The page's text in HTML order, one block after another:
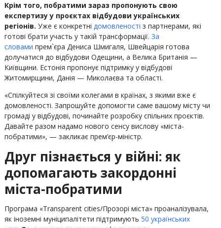
Крім того, побратими зараз пропонують свою
експертизу у проєктах відбудови українських
регіонів. Уже є конкретні домовленості з партнерами, які
готові брати участь у такій трансформації. За
словами прем`єра Дениса Шмигаля, Швейцарія готова
долучатися до відбудови Одещини, а Велика Британія —
Київщини. Естонія пропонує підтримку у відбудові
Житомирщини, Данія — Миколаєва та області.
«Спілкуйтеся зі своїми колегами в країнах, з якими вже є
домовленості. Запрошуйте допомогти саме вашому місту чи
громаді у відбудові, починайте розробку спільних проєктів.
Давайте разом надамо нового сенсу вислову «міста-
побратими», — закликає прем’єр-міністр.
Друг пізнається у війні: як
допомагають закордонні
міста-побратими
Програма «Transparent cities/Прозорі міста» проаналізувала,
як іноземні муніципалітети підтримують 50 українських